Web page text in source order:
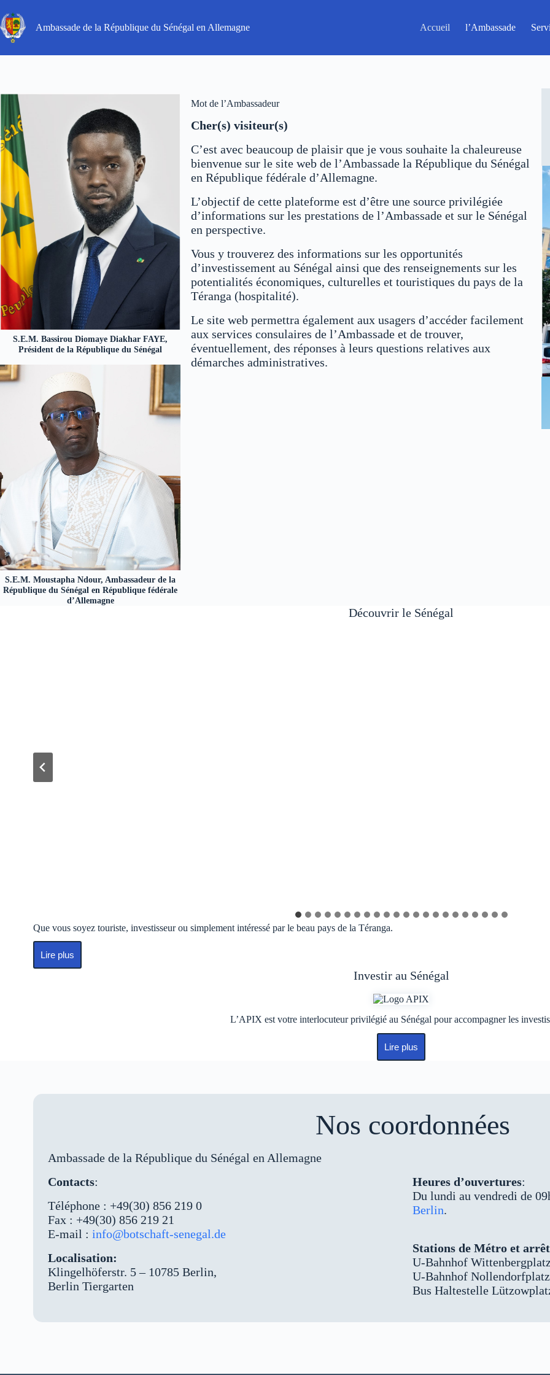
gettext
data-
trpgettextoriginal=5#!trpen#Passer
Ambassade de la République du Sénégal en Allemagne Accueil l’Ambassade
S.E.M. Bassirou Diomaye Diakhar FAYE,
Président de la République du Sénégal
S.E.M. Moustapha Ndour, Ambassadeur de la
République du Sénégal en République fédérale
d’Allemagne
Mot de l’Ambassadeur
Cher(s) visiteur(s)
C’est avec beaucoup de plaisir que je vous souhaite la chaleureuse
bienvenue sur le site web de l’Ambassade la République du Sénégal
en République fédérale d’Allemagne.
L’objectif de cette plateforme est d’être une source privilégiée
d’informations sur les prestations de l’Ambassade et sur le Sénégal
en perspective.
Vous y trouverez des informations sur les opportunités
d’investissement au Sénégal ainsi que des renseignements sur les
potentialités économiques, culturelles et touristiques du pays de la
Téranga (hospitalité).
Le site web permettra également aux usagers d’accéder facilement
aux services consulaires de l’Ambassade et de trouver,
éventuellement, des réponses à leurs questions relatives aux
démarches administratives.
Découvrir le Sénégal
Que vous soyez touriste, investisseur ou simplement intéressé par le beau pays de la Téranga.
Lire plus
Investir au Sénégal
L’APIX est votre interlocuteur privilégié au Sénégal pour accompagner les
Lire plus
Nos coordonnées
Ambassade de la République du Sénégal en Allemagne
Contacts:
Téléphone : +49(30) 856 219 0
Fax : +49(30) 856 219 21
E-mail : info@botschaft-senegal.de
Localisation:
Klingelhöferstr. 5 – 10785 Berlin,
Berlin Tiergarten
Heures d’ouvertures:
Du lundi au vendredi de
Berlin.
Stations de Métro et
U-Bahnhof
U-Bahnhof
Bus Haltestelle